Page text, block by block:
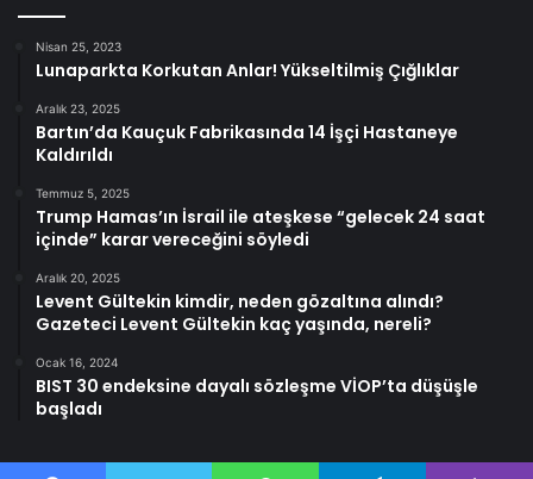
Nisan 25, 2023
Lunaparkta Korkutan Anlar! Yükseltilmiş Çığlıklar
Aralık 23, 2025
Bartın’da Kauçuk Fabrikasında 14 İşçi Hastaneye
Kaldırıldı
Temmuz 5, 2025
Trump Hamas’ın İsrail ile ateşkese “gelecek 24 saat
içinde” karar vereceğini söyledi
Aralık 20, 2025
Levent Gültekin kimdir, neden gözaltına alındı?
Gazeteci Levent Gültekin kaç yaşında, nereli?
Ocak 16, 2024
BIST 30 endeksine dayalı sözleşme VİOP’ta düşüşle
başladı